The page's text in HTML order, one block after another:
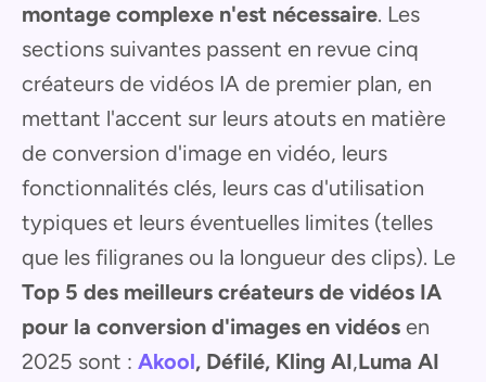
montage complexe n'est nécessaire. Les
sections suivantes passent en revue cinq
créateurs de vidéos IA de premier plan, en
mettant l'accent sur leurs atouts en matière
de conversion d'image en vidéo, leurs
fonctionnalités clés, leurs cas d'utilisation
typiques et leurs éventuelles limites (telles
que les filigranes ou la longueur des clips). Le
Top 5 des meilleurs créateurs de vidéos IA
pour la conversion d'images en vidéos en
2025 sont : Akool, Défilé, Kling AI,Luma AI